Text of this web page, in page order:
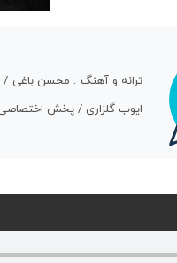
ترانه و آهنگ : محسن باغی
ایوب گلزاری / پخش اختصاصی